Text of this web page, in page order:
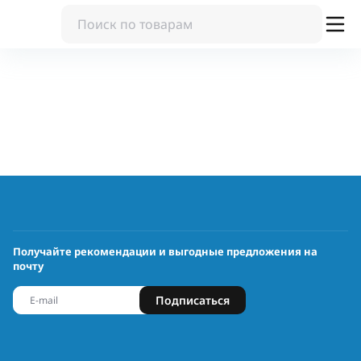
Получайте рекомендации и выгодные предложения на
почту
Подписаться